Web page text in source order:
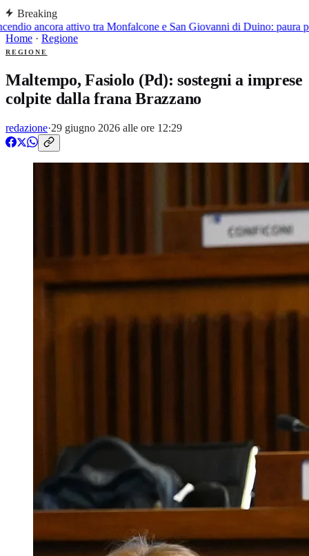
Breaking
ancora attivo tra Monfalcone e San Giovanni di Duino: paura
Home · Regione
REGIONE
Maltempo, Fasiolo (Pd): sostegni a imprese
colpite dalla frana Brazzano
redazione·29 giugno 2026 alle ore 12:29